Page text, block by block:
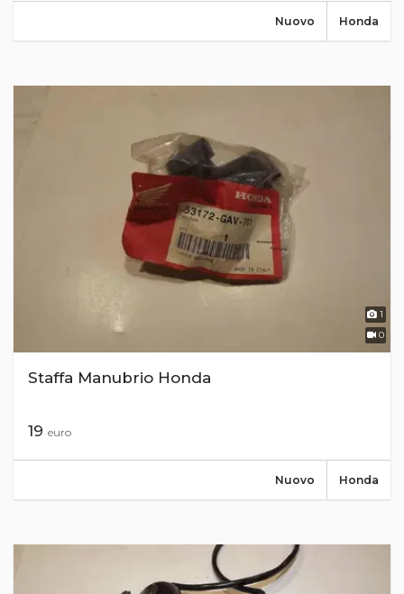
Honda
Nuovo
1
0
Staffa Manubrio Honda
19 euro
Honda
Nuovo